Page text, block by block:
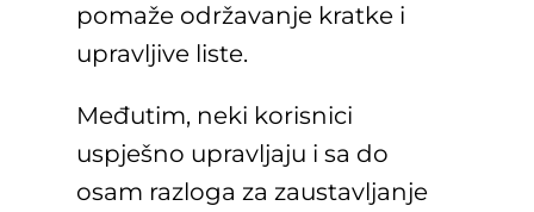
pomaže održavanje kratke i
upravljive liste.
Međutim, neki korisnici
uspješno upravljaju i sa do
osam razloga za zaustavljanje